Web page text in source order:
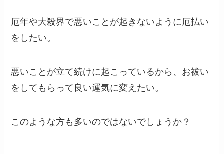
厄年や大殺界で悪いことが起きないように厄払い
をしたい。
悪いことが立て続けに起こっているから、お祓い
をしてもらって良い運気に変えたい。
このような方も多いのではないでしょうか？